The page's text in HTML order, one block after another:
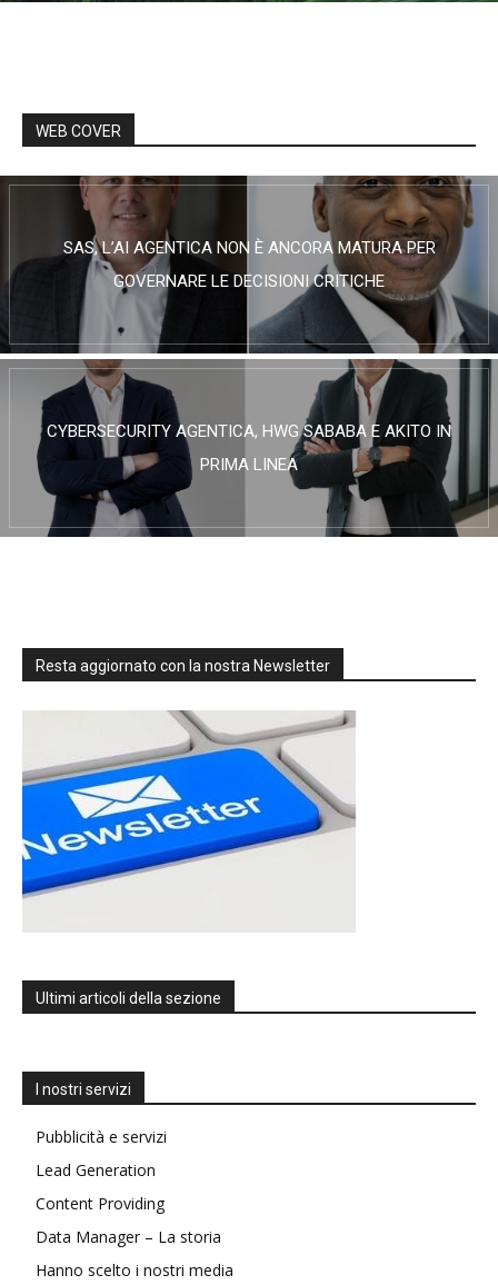
WEB COVER
SAS, L’AI AGENTICA NON È ANCORA MATURA PER
GOVERNARE LE DECISIONI CRITICHE
CYBERSECURITY AGENTICA, HWG SABABA E AKITO IN
PRIMA LINEA
Resta aggiornato con la nostra Newsletter
Ultimi articoli della sezione
I nostri servizi
Pubblicità e servizi
Lead Generation
Content Providing
Data Manager – La storia
Hanno scelto i nostri media